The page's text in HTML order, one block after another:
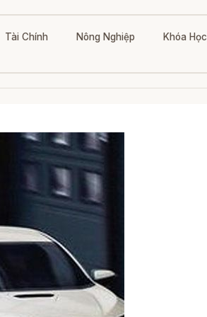
Tài Chính Nông Nghiệp Khóa Học